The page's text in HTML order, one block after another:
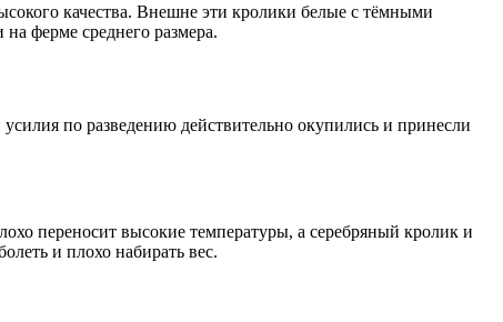
качества. Внешне эти кролики белые с тёмными
ферме среднего размера.
по разведению действительно окупились и принесли
переносит высокие температуры, а серебряный кролик и
и плохо набирать вес.